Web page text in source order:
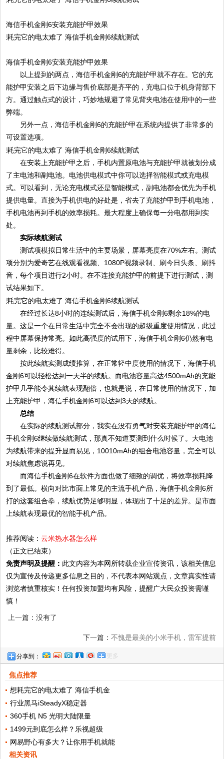
海信手机金刚6安装充能护甲效果
海信手机金刚6安装充能护甲效果
以上提到的两点，海信手机金刚6的充能护甲就不存在。它的充
能护甲安装之后下边缘与售价底部是齐平的，充电口位于机身背部下
方。通过触点式的设计，巧妙地规避了常见背夹电池在使用中的一些
弊端。
另外一点，海信手机金刚6的充能护甲在系统内提供了非常多的
可设置选项。
在安装上充能护甲之后，手机内置原电池与充能护甲就被划分成
了主电池和副电池。电池供电模式中你可以选择智能模式或充电模
式。可以看到，无论充电模式还是智能模式，副电池都会优先为手机
提供电量。直接为手机供电的好处是，省去了充能护甲到手机电池，
手机电池再到手机的效率损耗。最大程度上确保每一分电都用到实
处。
实际续航测试
测试项模拟日常生活中的主要场景，屏幕亮度在70%左右。测试
项分别为爱奇艺在线观看视频、1080P视频录制、刷今日头条、刷抖
音，每个项目进行2小时。在不连接充能护甲的前提下进行测试，测
试结果如下。
在经过长达8小时的连续测试后，海信手机金刚6剩余18%的电
量。这是一个在日常生活中完全不会出现的超级重度使用情况，此过
程中屏幕保持常亮。如此高强度的试用下，海信手机金刚6仍然有电
量剩余，比较难得。
按此续航实测成绩推算，在正常轻中度使用的情况下，海信手机
金刚6可以轻松达到一天半的续航。而电池容量高达4500mAh的充能
护甲几乎能令其续航表现翻倍，也就是说，在日常使用的情况下，加
上充能护甲，海信手机金刚6可以达到3天的续航。
总结
在实际的续航测试部分，我实在没有勇气对安装充能护甲的海信
手机金刚6继续做续航测试，那真不知道要测到什么时候了。大电池
为续航带来的提升显而易见，10010mAh的组合电池容量，完全可以
对续航焦虑说再见。
而海信手机金刚6在软件方面也做了细致的调优，将效率损耗降
到了最低。横向对比市面上常见的主流手机产品，海信手机金刚6所
打的这套组合拳，续航优势足够明显，体现出了十足的差异。是市面
上续航表现最优的智能手机产品。
推荐阅读：云米热水器怎么样
（正文已结束）
免责声明及提醒： 此文内容为本网所转载企业宣传资讯，该相关信息
仅为宣传及传递更多信息之目的，不代表本网站观点，文章真实性请
浏览者慎重核实！任何投资加盟均有风险，提醒广大民众投资需谨
慎！
上一篇：没有了
下一篇： 不愧是最美的小米手机，雷军提前
分享到： 更多
焦点推荐
想耗完它的电太难了 海信手机金
行业黑马iSteadyX稳定器
360手机 N5 光明大陆限量
1499元到底怎么样？乐视超级
网易野心有多大？让你用手机就能
相关资讯